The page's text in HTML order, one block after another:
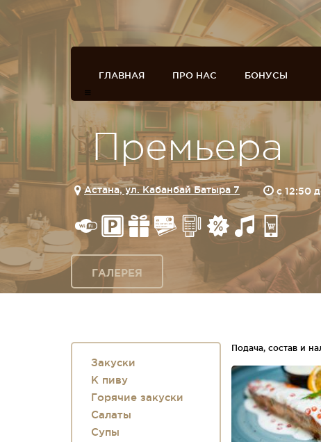
ГЛАВНАЯ ПРО НАС БОНУСЫ
Премьера
Астана, ул. Кабанбай Батыра 7 c 12:50
ГАЛЕРЕЯ
Закуски
К пиву
Горячие закуски
Салаты
Супы
Подача, состав и